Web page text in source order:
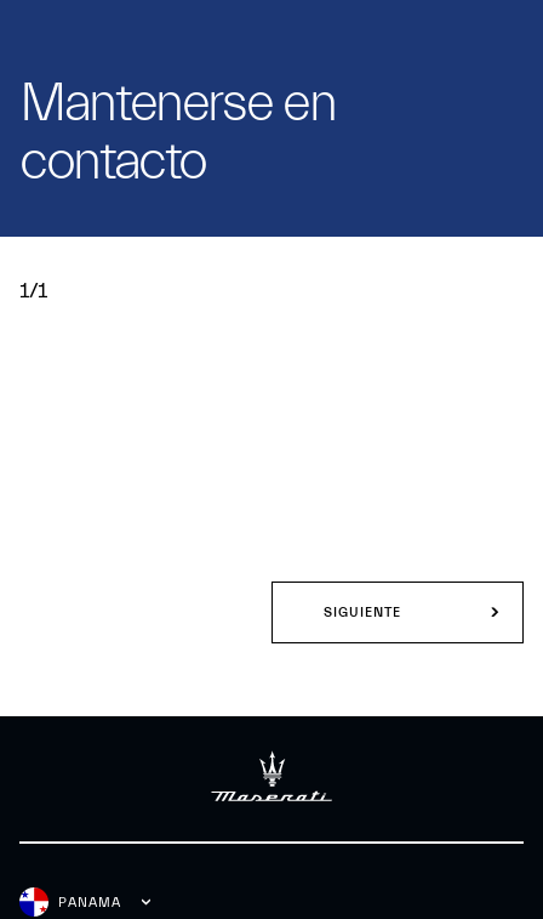
Mantenerse en
contacto
1/1
SIGUIENTE
PANAMA